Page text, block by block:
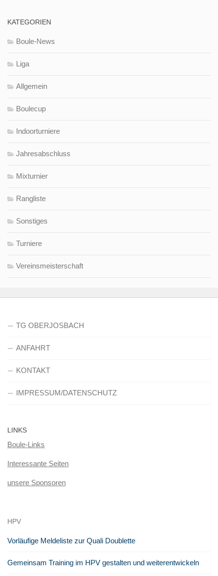
KATEGORIEN
Boule-News
Liga
Allgemein
Boulecup
Indoorturniere
Jahresabschluss
Mixturnier
Rangliste
Sonstiges
Turniere
Vereinsmeisterschaft
TG OBERJOSBACH
ANFAHRT
KONTAKT
IMPRESSUM/DATENSCHUTZ
LINKS
Boule-Links
Interessante Seiten
unsere Sponsoren
HPV
Vorläufige Meldeliste zur Quali Doublette
Gemeinsam Training im HPV gestalten und weiterentwickeln